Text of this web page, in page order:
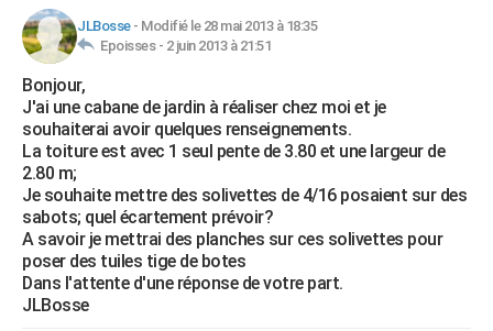
FINANCE
Retraite
Impôts
Epargne
Immobilier
Risques naturels par ville
Banque
Assurance
Crédit
AUTO
Essais
Réserver un essai
Citadines
Berlines
SUV
Forum auto
+HIGH-TECH
Mobiles
Meilleur smartphone
Internet
Ordinateurs
Jeux vidéo
Guide high-tech
+BRICOLAGE
Forum
Aménagement intérieur
Extérieur
Cuisine
Salle de bains
Jardinage
Rangement
WEEK-END
Guides de France
Escapades
Patrimoine
Expositions
Musées
Week-end nature
LIFESTYLE
Art de vivre
Bien-être
Loisirs
ModeModes de vie
SANTE
JLBosse- Modifié le 28 mai 2013 à 18:35
Epoisses - 2 juin 2013 à 21:51
Bonjour,
J'ai une cabane de jardin à réaliser chez moi et je
souhaiterai avoir quelques renseignements.
La toiture est avec 1 seul pente de 3.80 et une largeur de
2.80 m;
Je souhaite mettre des solivettes de 4/16 posaient sur des
sabots; quel écartement prévoir?
A savoir je mettrai des planches sur ces solivettes pour
poser des tuiles tige de botes
Dans l'attente d'une réponse de votre part.
JLBosse